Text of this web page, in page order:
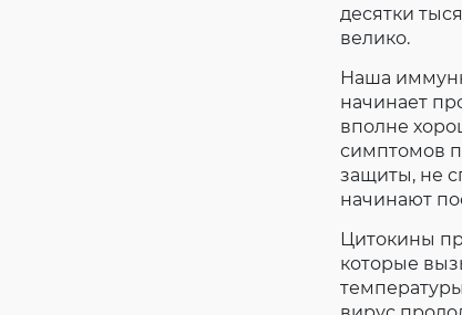
десятки
велико.
Наша
начинает
вполне
симптомов
защиты, не
начинают
Цитокины
которые